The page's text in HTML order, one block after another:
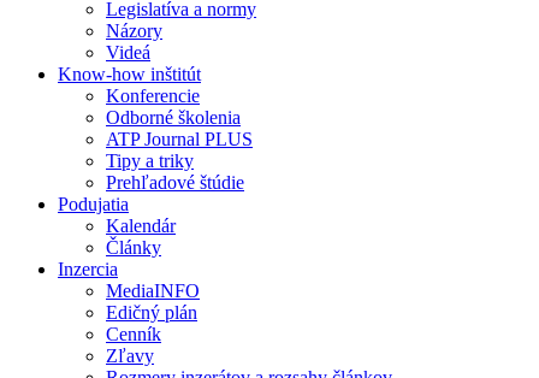
Legislatíva a normy
Názory
Videá
Know-how inštitút
Konferencie
Odborné školenia
ATP Journal PLUS
Tipy a triky
Prehľadové štúdie
Podujatia
Kalendár
Články
Inzercia
MediaINFO
Edičný plán
Cenník
Zľavy